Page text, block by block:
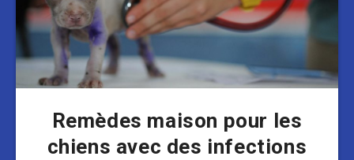
Remèdes maison pour les
chiens avec des infections